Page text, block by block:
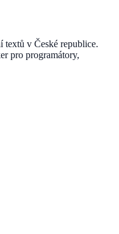
textů v České republice.
pro programátory,